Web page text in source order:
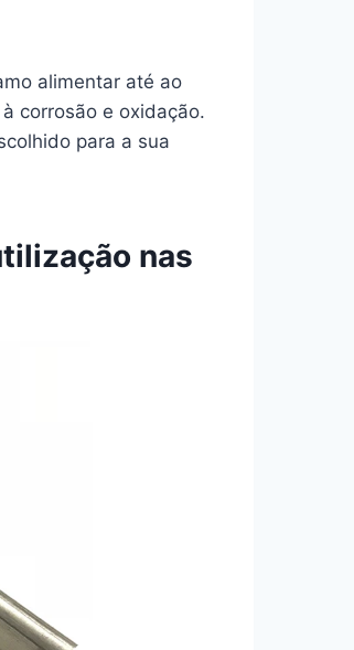
alimentar até ao
corrosão e oxidação.
para a sua
nas